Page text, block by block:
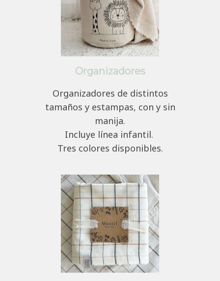
Organizadores
Organizadores de distintos
tamaños y estampas, con y sin
manija.
Incluye línea infantil.
Tres colores disponibles.